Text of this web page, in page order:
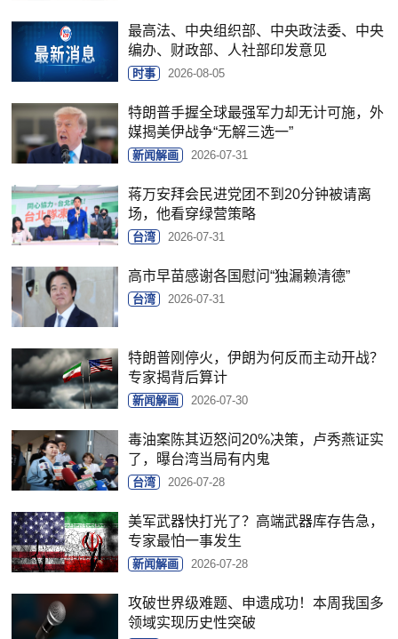
最高法、中央组织部、中央政法委、中央
编办、财政部、人社部印发意见
时事 2026-08-05
特朗普手握全球最强军力却无计可施，外
媒揭美伊战争“无解三选一”
新闻解画 2026-07-31
蒋万安拜会民进党团不到20分钟被请离
场，他看穿绿营策略
台湾 2026-07-31
高市早苗感谢各国慰问“独漏赖清德”
台湾 2026-07-31
特朗普刚停火，伊朗为何反而主动开战？
专家揭背后算计
新闻解画 2026-07-30
毒油案陈其迈怒问20%决策，卢秀燕证实
了，曝台湾当局有内鬼
台湾 2026-07-28
美军武器快打光了？高端武器库存告急，
专家最怕一事发生
新闻解画 2026-07-28
攻破世界级难题、申遗成功！本周我国多
领域实现历史性突破